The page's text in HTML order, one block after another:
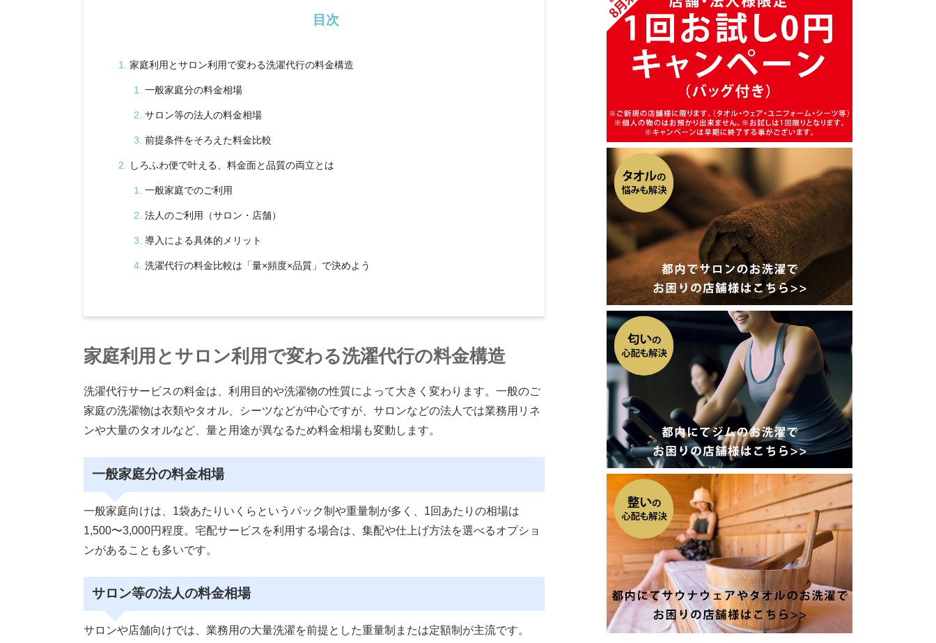
目次
家庭利用とサロン利用で変わる洗濯代行の料金構造
一般家庭分の料金相場
サロン等の法人の料金相場
前提条件をそろえた料金比較
しろふわ便で叶える、料金面と品質の両立とは
一般家庭でのご利用
法人のご利用（サロン・店舗）
導入による具体的メリット
洗濯代行の料金比較は「量×頻度×品質」で決めよう
家庭利用とサロン利用で変わる洗濯代行の料金構造
洗濯代行サービスの料金は、利用目的や洗濯物の性質によって大きく変わります。一般のご
家庭の洗濯物は衣類やタオル、シーツなどが中心ですが、サロンなどの法人では業務用リネ
ンや大量のタオルなど、量と用途が異なるため料金相場も変動します。
一般家庭分の料金相場
一般家庭向けは、1袋あたりいくらというパック制や重量制が多く、1回あたりの相場は
1,500〜3,000円程度。宅配サービスを利用する場合は、集配や仕上げ方法を選べるオプショ
ンがあることも多いです。
サロン等の法人の料金相場
サロンや店舗向けでは、業務用の大量洗濯を前提とした重量制または定額制が主流です。